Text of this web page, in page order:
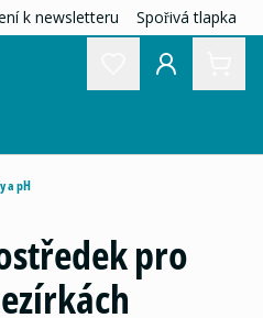
k newsletteru Spořivá tlapka
a pH
pro